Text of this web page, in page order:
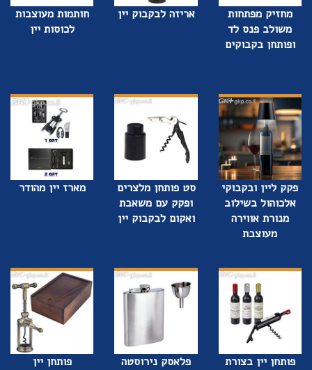
מחזיק מפתחות
משולב פנס לד
ופותחן בקבוקים
אריזה לבקבוק יין
חותמות מעוצבות
לכוסות יין
פקק ליין ובקבוקי
אלכוהול בשילוב
מנורת אווירה
מעוצבת
סט פותחן מלצרים
ופקק עם משאבת
ואקום לבקבוק יין
מארז יין מהודר
פותחן יין בצורת
פלאסק נירוסטה פותחן יין